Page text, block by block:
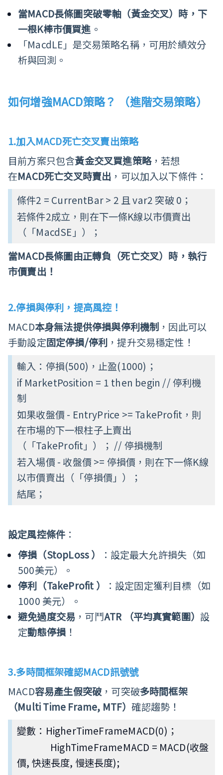
當MACD長條圖突破零軸（黃金交叉）時，下
一根K棒市價買進 。
「MacdLE」是交易策略名稱，可用於績效分
析與回測。
如何增強MACD策略？ （進階交易策略）
1.加入MACD死亡交叉賣出策略
目前方案只包含黃金交叉買進策略，若想
在MACD死亡交叉時賣出 ，可以加入以下條件：
條件2 = CurrentBar > 2 且 var2 突破 0；
若條件2成立，則在下一條K線以市價賣出
（「MacdSE」）；
當MACD長條圖由正轉負（死亡交叉）時，執行
市價賣出！
2.停損與停利，提高風控！
MACD本身無法提供停損與停利機制 ，因此可以
手動設定固定停損/停利 ，提升交易穩定性！
輸入： 停損(500)，止盈(1000)；
if MarketPosition = 1 then begin // 停利機
制
如果收盤價 - EntryPrice >= TakeProfit，則
在市場的下一根柱子上賣出
（「TakeProfit」）； // 停損機制
若入場價 - 收盤價 >= 停損價，則在下一條K線
以市價賣出（「停損價」）；
結尾；
設定風控條件 ：
停損（StopLoss）
：設定最大允許損失（如
500美元）。
停利（TakeProfit ）
：設定固定獲利目標（如
1000 美元）。
避免過度交易 ，可鬥ATR （平均真實範圍） 設
定動態停損！
3.多時間框架確認MACD訊號號
MACD容易產生假突破 ，可突破多時間框架
（Multi Time Frame, MTF）確認趨勢！
變數：HigherTimeFrameMACD(0)；
HighTimeFrameMACD = MACD(收盤
價, 快速長度, 慢速長度);